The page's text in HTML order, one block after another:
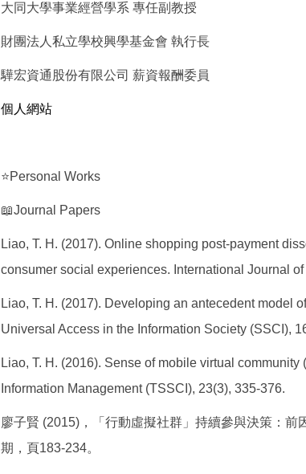
大同大學事業經營學系 專任副教授
財團法人私立學校興學基金會 執行長
驊宏資通股份有限公司 薪資報酬委員
個人網站
⭐Personal Works
📖Journal Papers
Liao, T. H. (2017). Online shopping post-payment
consumer social experiences. International Journal
Liao, T. H. (2017). Developing an antecedent model
Universal Access in the Information Society (SSCI),
Liao, T. H. (2016). Sense of mobile virtual
Information Management (TSSCI), 23(3), 335-376.
廖子賢 (2015)，「行動虛擬社群」持續參與決策：
期，頁183-234。